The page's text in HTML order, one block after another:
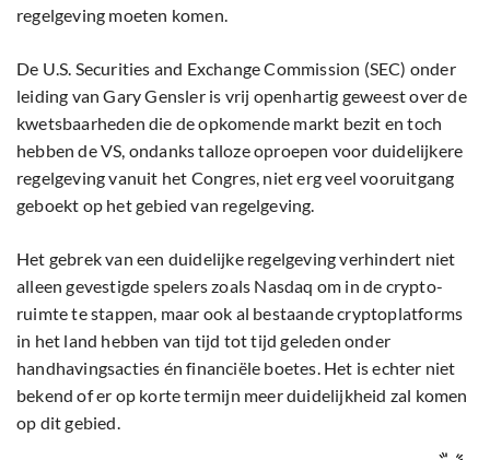
regelgeving moeten komen.
De U.S. Securities and Exchange Commission (SEC) onder
leiding van Gary Gensler is vrij openhartig geweest over de
kwetsbaarheden die de opkomende markt bezit en toch
hebben de VS, ondanks talloze oproepen voor duidelijkere
regelgeving vanuit het Congres, niet erg veel vooruitgang
geboekt op het gebied van regelgeving.
Het gebrek van een duidelijke regelgeving verhindert niet
alleen gevestigde spelers zoals Nasdaq om in de crypto-
ruimte te stappen, maar ook al bestaande cryptoplatforms
in het land hebben van tijd tot tijd geleden onder
handhavingsacties én financiële boetes. Het is echter niet
bekend of er op korte termijn meer duidelijkheid zal komen
op dit gebied.